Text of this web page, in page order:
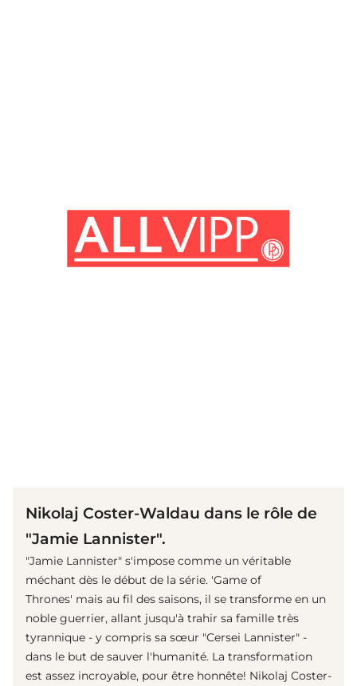
Nikolaj Coster-Waldau dans le rôle de
"Jamie Lannister".
"Jamie Lannister" s'impose comme un véritable
méchant dès le début de la série. 'Game of
Thrones' mais au fil des saisons, il se transforme en un
noble guerrier, allant jusqu'à trahir sa famille très
tyrannique - y compris sa sœur "Cersei Lannister" -
dans le but de sauver l'humanité. La transformation
est assez incroyable, pour être honnête! Nikolaj Coster-